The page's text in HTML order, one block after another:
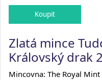
Zlatá mince
Královský drak
Mincovna: The Royal Mint